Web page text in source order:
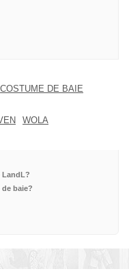
COSTUME DE BAIE
WOLA
LandL?
baie?